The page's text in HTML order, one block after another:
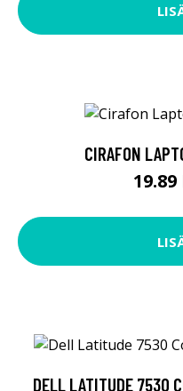
CIRAFON
19.89
DELL LATITUDE 7530